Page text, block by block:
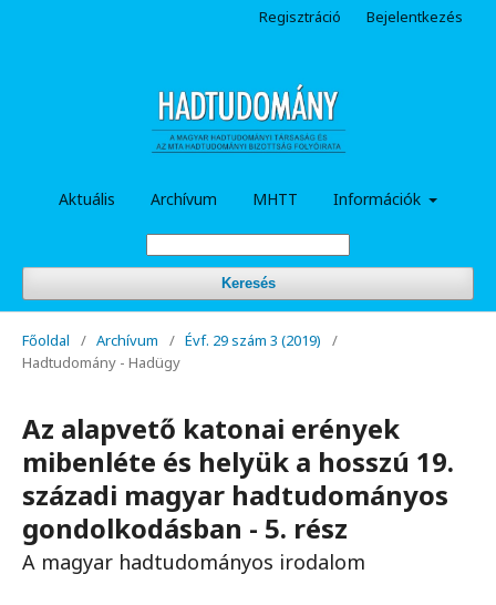
Aktuális Archívum MHTT Információk
Keresés
Regisztráció Bejelentkezés
Főoldal / Archívum / Évf. 29 szám 3 (2019)
/
Hadtudomány - Hadügy
Az alapvető katonai erények
mibenléte és helyük a hosszú 19.
századi magyar hadtudományos
gondolkodásban - 5. rész
A magyar hadtudományos irodalom